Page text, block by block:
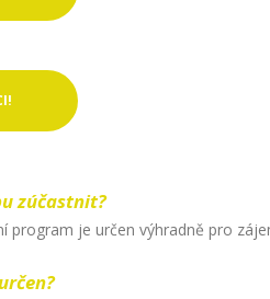
zúčastnit?
program je určen výhradně pro